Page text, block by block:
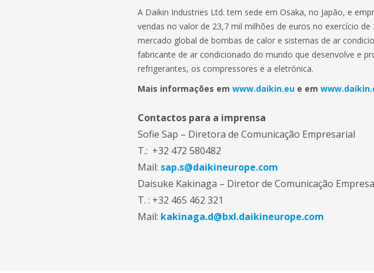
A Daikin Industries Ltd. tem sede em Osaka, no Japão, e
vendas no valor de 23,7 mil milhões de euros no exercício
mercado global de bombas de calor e sistemas de ar
fabricante de ar condicionado do mundo que desenvolve e
refrigerantes, os compressores e a eletrónica.
Mais informações em www.daikin.eue em
Contactos para a imprensa
Sofie Sap – Diretora de Comunicação Empresarial
T.: +32 472 580482
Mail: sap.s@daikineurope.com
Daisuke Kakinaga – Diretor de Comunicação
T. : +32 465 462 321
Mail: kakinaga.d@bxl.daikineurope.com